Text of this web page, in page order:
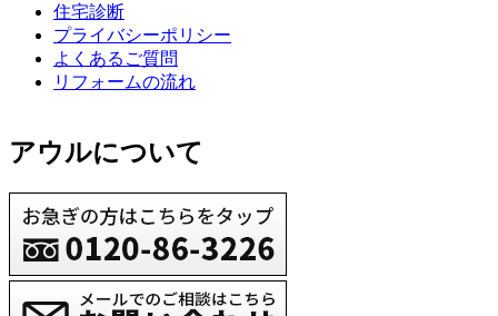
住宅診断
プライバシーポリシー
よくあるご質問
リフォームの流れ
アウルについて